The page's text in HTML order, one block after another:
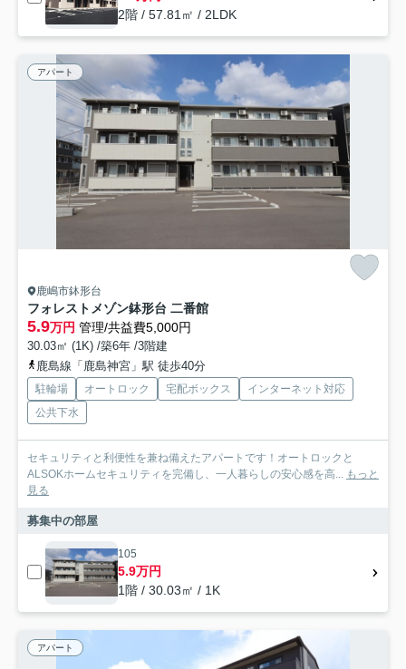
2階 / 57.81㎡ / 2LDK
アパート
鹿嶋市鉢形台
フォレストメゾン鉢形台 二番館
5.9万円 管理/共益費5,000円
30.03㎡ (1K) /築6年 /3階建
鹿島線「鹿島神宮」駅 徒歩40分
駐輪場 オートロック 宅配ボックス
インターネット対応
公共下水
セキュリティと利便性を兼ね備えたアパートです！オートロックと
ALSOKホームセキュリティを完備し、一人暮らしの安心感を高...
もっと
見る
募集中の部屋
105
5.9万円
1階 / 30.03㎡ / 1K
アパート